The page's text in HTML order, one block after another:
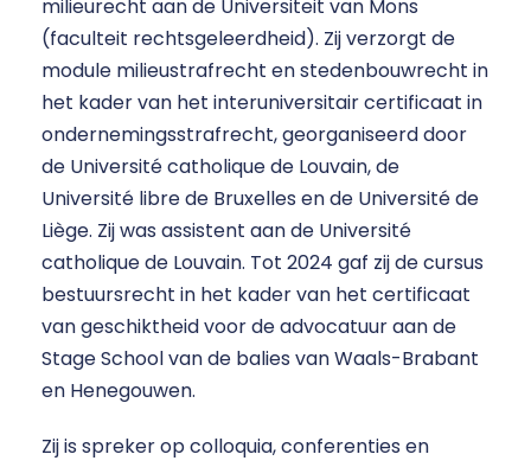
milieurecht aan de Universiteit van Mons
(faculteit rechtsgeleerdheid). Zij verzorgt de
module milieustrafrecht en stedenbouwrecht in
het kader van het interuniversitair certificaat in
ondernemingsstrafrecht, georganiseerd door
de Université catholique de Louvain, de
Université libre de Bruxelles en de Université de
Liège. Zij was assistent aan de Université
catholique de Louvain. Tot 2024 gaf zij de cursus
bestuursrecht in het kader van het certificaat
van geschiktheid voor de advocatuur aan de
Stage School van de balies van Waals-Brabant
en Henegouwen.
Zij is spreker op colloquia, conferenties en